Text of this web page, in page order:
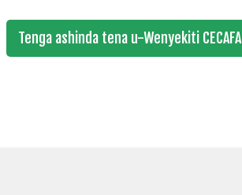
Tenga ashinda tena u-Wenyekiti CECAFA